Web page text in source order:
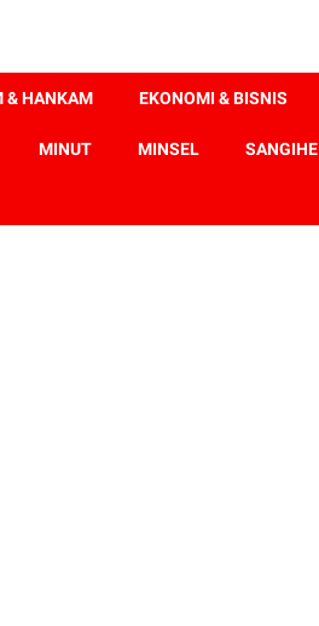
& HANKAM EKONOMI & BISNIS
MINUT MINSEL SANGIHE